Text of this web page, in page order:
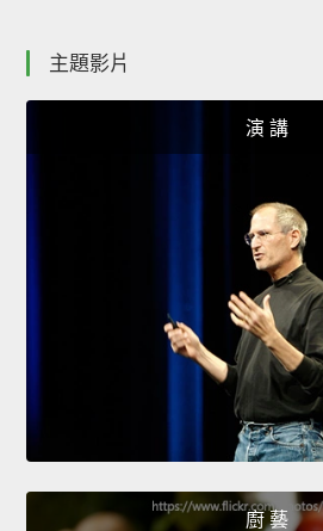
主題影片
演 講
廚 藝